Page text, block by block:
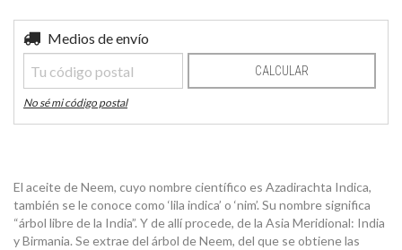
Entregas para el CP:
Medios de envío
CALCULAR
No sé mi código postal
El aceite de Neem, cuyo nombre científico es Azadirachta Indica,
también se le conoce como ‘lila indica’ o ‘nim’. Su nombre significa
“árbol libre de la India”. Y de allí procede, de la Asia Meridional: India
y Birmania. Se extrae del árbol de Neem, del que se obtiene las